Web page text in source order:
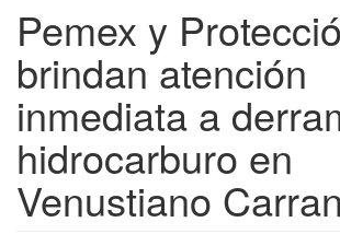
Pemex y
brindan atención
inmediata a
hidrocarburo en
Venustiano